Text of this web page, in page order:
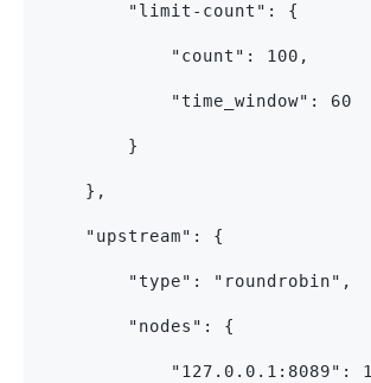
        "limit-count": {
            "count": 100,
            "time_window": 60
        }
    },
    "upstream": {
        "type": "roundrobin",
        "nodes": {
            "127.0.0.1:8089": 1